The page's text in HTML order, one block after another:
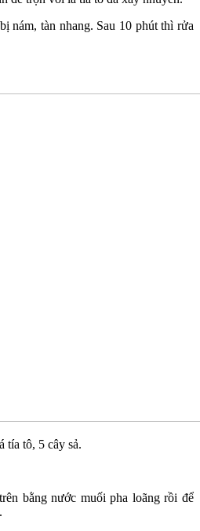
nám, tàn nhang. Sau 10 phút thì rửa
tía tô, 5 cây sả.
bằng nước muối pha loãng rồi để